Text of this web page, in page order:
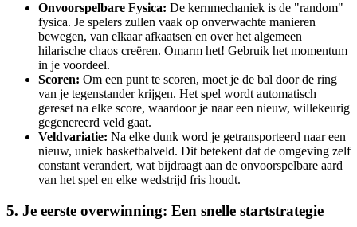
Onvoorspelbare Fysica: De kernmechaniek is de "random"
fysica. Je spelers zullen vaak op onverwachte manieren
bewegen, van elkaar afkaatsen en over het algemeen
hilarische chaos creëren. Omarm het! Gebruik het momentum
in je voordeel.
Scoren: Om een punt te scoren, moet je de bal door de ring
van je tegenstander krijgen. Het spel wordt automatisch
gereset na elke score, waardoor je naar een nieuw, willekeurig
gegenereerd veld gaat.
Veldvariatie: Na elke dunk word je getransporteerd naar een
nieuw, uniek basketbalveld. Dit betekent dat de omgeving zelf
constant verandert, wat bijdraagt aan de onvoorspelbare aard
van het spel en elke wedstrijd fris houdt.
5. Je eerste overwinning: Een snelle startstrategie